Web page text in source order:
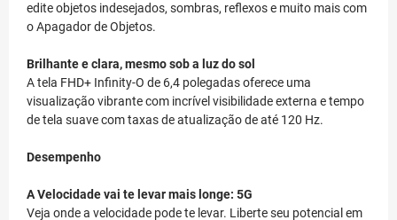
edite objetos indesejados, sombras, reflexos e muito mais com
o Apagador de Objetos.
Brilhante e clara, mesmo sob a luz do sol
A tela FHD+ Infinity-O de 6,4 polegadas oferece uma
visualização vibrante com incrível visibilidade externa e tempo
de tela suave com taxas de atualização de até 120 Hz.
Desempenho
A Velocidade vai te levar mais longe: 5G
Veja onde a velocidade pode te levar. Liberte seu potencial em